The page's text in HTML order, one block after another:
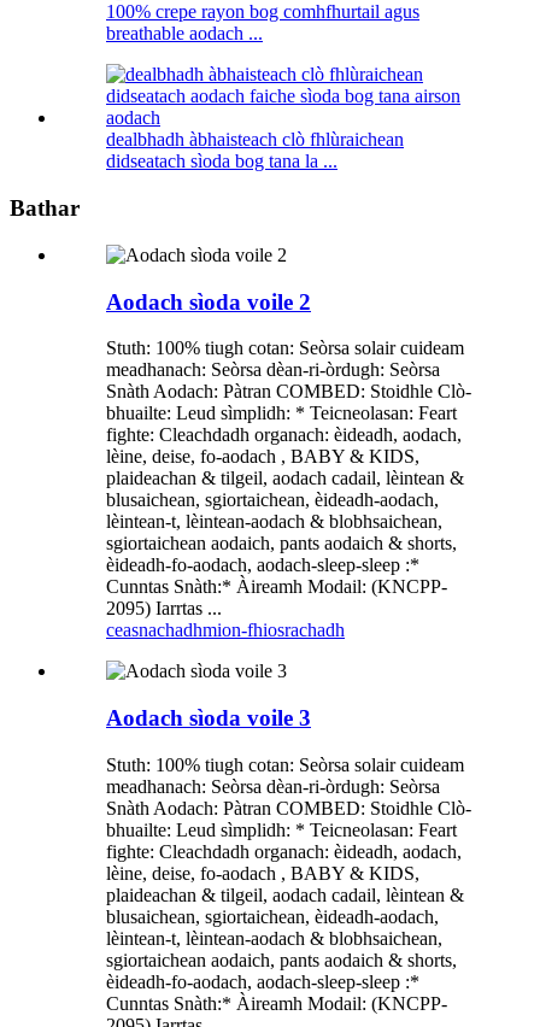
100% crepe rayon bog comhfhurtail agus
breathable aodach ...
dealbhadh àbhaisteach clò fhlùraichean
didseatach sìoda bog tana la ...
Bathar
Aodach sìoda voile 2
Stuth: 100% tiugh cotan: Seòrsa solair cuideam
meadhanach: Seòrsa dèan-ri-òrdugh: Seòrsa
Snàth Aodach: Pàtran COMBED: Stoidhle Clò-
bhuailte: Leud sìmplidh: * Teicneolasan: Feart
fighte: Cleachdadh organach: èideadh, aodach,
lèine, deise, fo-aodach , BABY & KIDS,
plaideachan & tilgeil, aodach cadail, lèintean &
blusaichean, sgiortaichean, èideadh-aodach,
lèintean-t, lèintean-aodach & blobhsaichean,
sgiortaichean aodaich, pants aodaich & shorts,
èideadh-fo-aodach, aodach-sleep-sleep :*
Cunntas Snàth:* Àireamh Modail: (KNCPP-
2095) Iarrtas ...
ceasnachadhmion-fhiosrachadh
Aodach sìoda voile 3
Stuth: 100% tiugh cotan: Seòrsa solair cuideam
meadhanach: Seòrsa dèan-ri-òrdugh: Seòrsa
Snàth Aodach: Pàtran COMBED: Stoidhle Clò-
bhuailte: Leud sìmplidh: * Teicneolasan: Feart
fighte: Cleachdadh organach: èideadh, aodach,
lèine, deise, fo-aodach , BABY & KIDS,
plaideachan & tilgeil, aodach cadail, lèintean &
blusaichean, sgiortaichean, èideadh-aodach,
lèintean-t, lèintean-aodach & blobhsaichean,
sgiortaichean aodaich, pants aodaich & shorts,
èideadh-fo-aodach, aodach-sleep-sleep :*
Cunntas Snàth:* Àireamh Modail: (KNCPP-